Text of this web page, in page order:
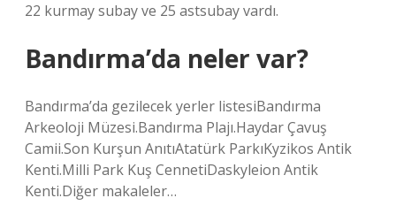
22 kurmay subay ve 25 astsubay vardı.
Bandırma’da neler var?
Bandırma’da gezilecek yerler listesiBandırma
Arkeoloji Müzesi.Bandırma Plajı.Haydar Çavuş
Camii.Son Kurşun AnıtıAtatürk ParkıKyzikos Antik
Kenti.Milli Park Kuş CennetiDaskyleion Antik
Kenti.Diğer makaleler…